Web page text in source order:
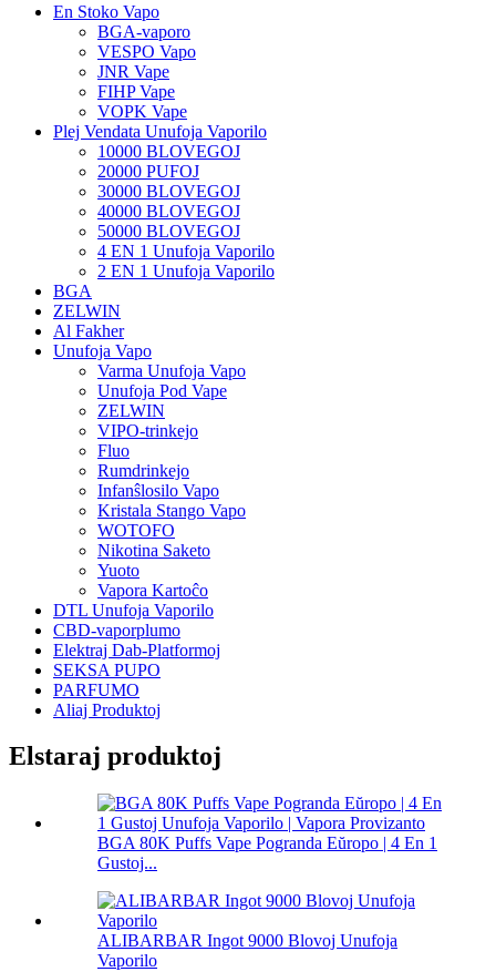
En Stoko Vapo
BGA-vaporo
VESPO Vapo
JNR Vape
FIHP Vape
VOPK Vape
Plej Vendata Unufoja Vaporilo
10000 BLOVEGOJ
20000 PUFOJ
30000 BLOVEGOJ
40000 BLOVEGOJ
50000 BLOVEGOJ
4 EN 1 Unufoja Vaporilo
2 EN 1 Unufoja Vaporilo
BGA
ZELWIN
Al Fakher
Unufoja Vapo
Varma Unufoja Vapo
Unufoja Pod Vape
ZELWIN
VIPO-trinkejo
Fluo
Rumdrinkejo
Infanŝlosilo Vapo
Kristala Stango Vapo
WOTOFO
Nikotina Saketo
Yuoto
Vapora Kartoĉo
DTL Unufoja Vaporilo
CBD-vaporplumo
Elektraj Dab-Platformoj
SEKSA PUPO
PARFUMO
Aliaj Produktoj
Elstaraj produktoj
BGA 80K Puffs Vape Pogranda Eŭropo | 4 En 1
Gustoj...
ALIBARBAR Ingot 9000 Blovoj Unufoja
Vaporilo